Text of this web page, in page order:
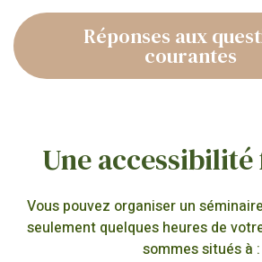
Réponses aux
courantes
Une
Vous pouvez organiser un
seulement quelques heures de
sommes situés à :